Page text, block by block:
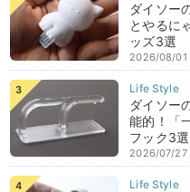
ダイソー
とやるに
ッズ3選
2026/08/01
ダイソー
能的！「
フック3選
2026/07/27